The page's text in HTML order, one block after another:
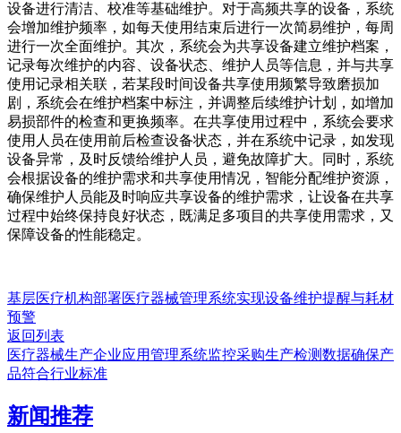
设备进行清洁、校准等基础维护。对于高频共享的设备，系统
会增加维护频率，如每天使用结束后进行一次简易维护，每周
进行一次全面维护。其次，系统会为共享设备建立维护档案，
记录每次维护的内容、设备状态、维护人员等信息，并与共享
使用记录相关联，若某段时间设备共享使用频繁导致磨损加
剧，系统会在维护档案中标注，并调整后续维护计划，如增加
易损部件的检查和更换频率。在共享使用过程中，系统会要求
使用人员在使用前后检查设备状态，并在系统中记录，如发现
设备异常，及时反馈给维护人员，避免故障扩大。同时，系统
会根据设备的维护需求和共享使用情况，智能分配维护资源，
确保维护人员能及时响应共享设备的维护需求，让设备在共享
过程中始终保持良好状态，既满足多项目的共享使用需求，又
保障设备的性能稳定。
基层医疗机构部署医疗器械管理系统实现设备维护提醒与耗材
预警
返回列表
医疗器械生产企业应用管理系统监控采购生产检测数据确保产
品符合行业标准
新闻推荐